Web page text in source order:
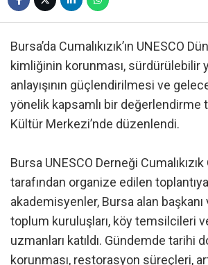
Bursa’da Cumalıkızık’ın UNESCO
kimliğinin korunması, sürdürülebilir
anlayışının güçlendirilmesi ve
yönelik kapsamlı bir değerlendirme
Kültür Merkezi’nde düzenlendi.
Bursa UNESCO Derneği
tarafından organize edilen
akademisyenler, Bursa alan başkanı
toplum kuruluşları, köy temsilcileri
uzmanları katıldı. Gündemde tarihi
korunması, restorasyon süreçleri,